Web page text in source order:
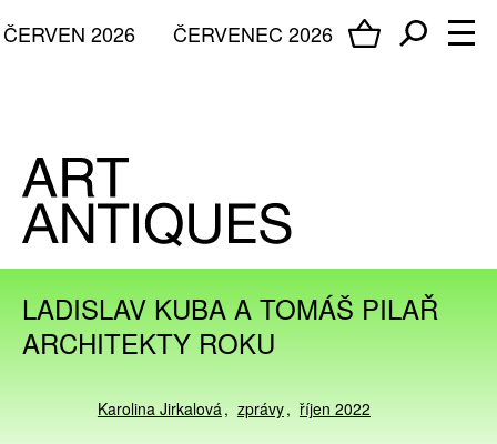
ČERVENEC 2026
ČERVEN 2026
LADISLAV KUBA A TOMÁŠ PILAŘ
ARCHITEKTY ROKU
Karolina Jirkalová zprávy říjen 2022